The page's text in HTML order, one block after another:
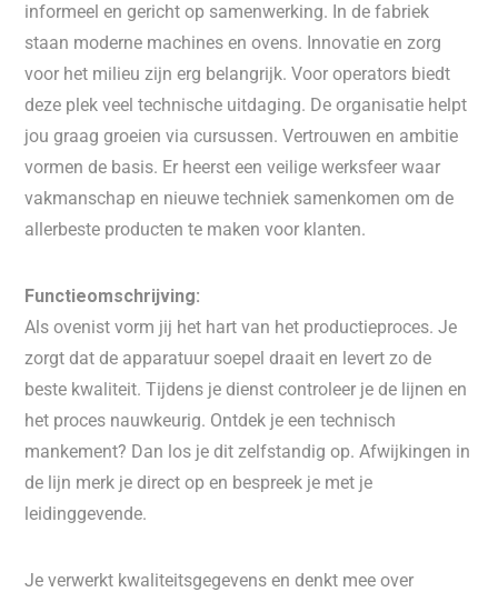
informeel en gericht op samenwerking. In de fabriek
staan moderne machines en ovens. Innovatie en zorg
voor het milieu zijn erg belangrijk. Voor operators biedt
deze plek veel technische uitdaging. De organisatie helpt
jou graag groeien via cursussen. Vertrouwen en ambitie
vormen de basis. Er heerst een veilige werksfeer waar
vakmanschap en nieuwe techniek samenkomen om de
allerbeste producten te maken voor klanten.
Functieomschrijving:
Als ovenist vorm jij het hart van het productieproces. Je
zorgt dat de apparatuur soepel draait en levert zo de
beste kwaliteit. Tijdens je dienst controleer je de lijnen en
het proces nauwkeurig. Ontdek je een technisch
mankement? Dan los je dit zelfstandig op. Afwijkingen in
de lijn merk je direct op en bespreek je met je
leidinggevende.
Je verwerkt kwaliteitsgegevens en denkt mee over